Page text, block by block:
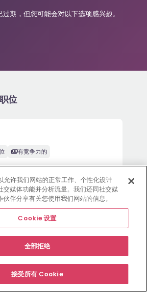
期，但您可能会对以下选项感兴趣。
位
有竞争力的
View
©2026Morgan McKinley
资源中心关于合规条款
许我们网站的正常工作、个性化设计
交媒体功能并分析流量。我们还同社交媒
伴分享有关您使用我们网站的信息。
Cookie 设置
全部拒绝
接受所有 Cookie